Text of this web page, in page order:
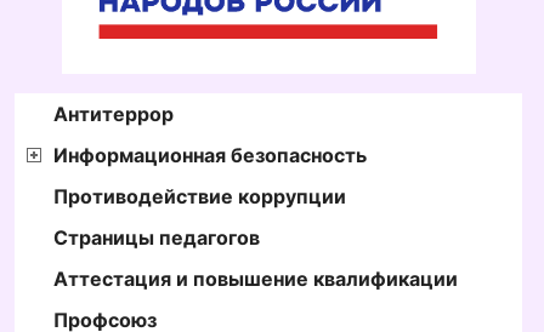
Антитеррор
Информационная безопасность
Противодействие коррупции
Страницы педагогов
Аттестация и повышение квалификации
Профсоюз